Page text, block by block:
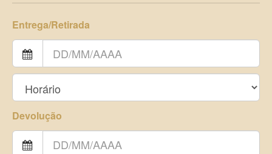
Entrega/Retirada
Devolução